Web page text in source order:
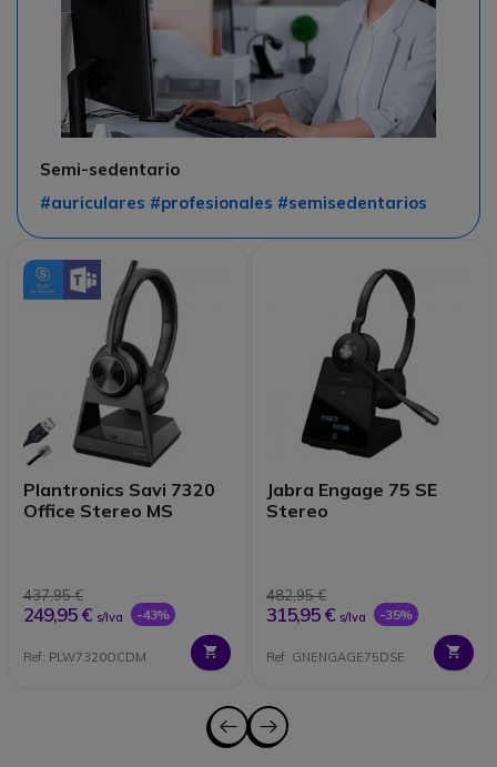
Semi-sedentario
#auriculares #profesionales #semisedentarios
Plantronics Savi 7320
Office Stereo MS
437,95 €
249,95 € s/Iva -43%
Ref: PLW7320OCDM
Jabra Engage 75 SE
Stereo
482,95 €
315,95 € s/Iva -35%
Ref: GNENGAGE75DSE